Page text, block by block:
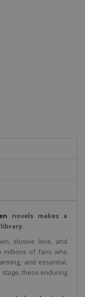
novels makes a
elusive love, and
millions of fans who
and essential.
these enduring